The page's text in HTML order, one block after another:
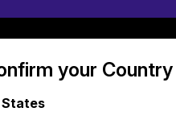
your Country
States